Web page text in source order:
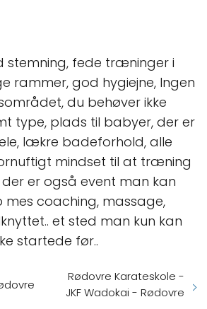
stemning, fede træninger i
rammer, god hygiejne, Ingen
du behøver ikke
type, plads til babyer, der er
lækre badeforhold, alle
mindset til at træning
er også event man kan
coaching, massage,
et sted man kun kan
startede før..
Rødovre Karateskole -
JKF Wadokai - Rødovre